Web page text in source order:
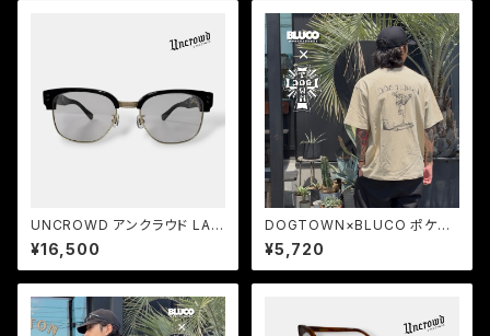
UNCROWD アンクラウド LAN
CER 2026 サーモントサングラ
ス BLACK-L.GRAY
¥16,500
DOGTOWN×BLUCO ポケット
Tシャツ -Gonz- MARK GON
ZALES コラボTシャツ
¥5,720